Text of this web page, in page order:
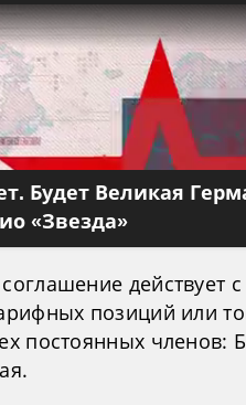
Будет Великая
«Звезда»
действует
позиций или
постоянных членов: